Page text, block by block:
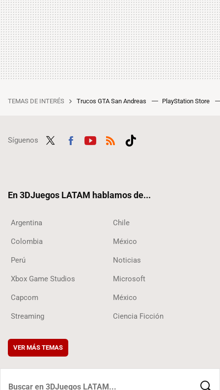
TEMAS DE INTERÉS Trucos GTA San Andreas PlayStation Store
Síguenos
En 3DJuegos LATAM hablamos de...
Argentina Chile
Colombia México
Perú Noticias
Xbox Game Studios Microsoft
Capcom México
Streaming Ciencia Ficción
VER MÁS TEMAS